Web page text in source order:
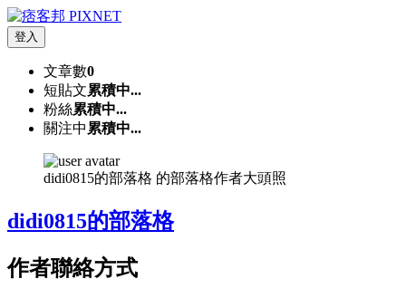
登入
文章數0
短貼文累積中...
粉絲累積中...
關注中 累積中...
didi0815的部落格 的部落格作者大頭照
didi0815的部落格
作者聯絡方式